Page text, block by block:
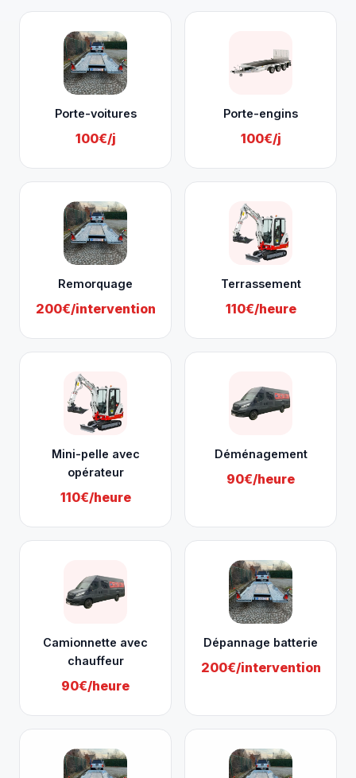
Porte-voitures
100€/j
Porte-engins
100€/j
Remorquage
200€/intervention
Terrassement
110€/heure
Mini-pelle avec
opérateur
110€/heure
Déménagement
90€/heure
Camionnette avec
chauffeur
90€/heure
Dépannage batterie
200€/intervention